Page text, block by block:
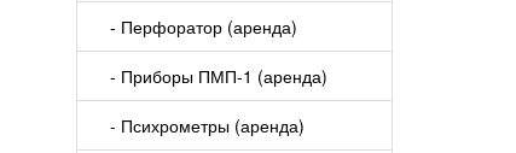
- Перфоратор (аренда)
- Приборы ПМП-1 (аренда)
- Психрометры (аренда)